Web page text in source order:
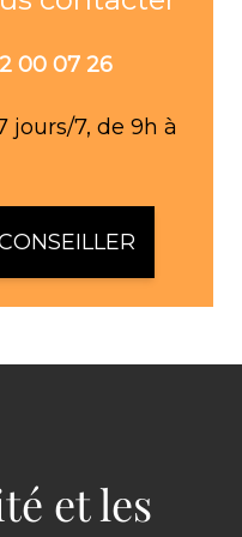
00 07 26
jours/7, de 9h à
et les